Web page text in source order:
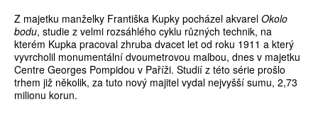
Z majetku manželky Františka Kupky pocházel akvarel Okolo
bodu, studie z velmi rozsáhlého cyklu různých technik, na
kterém Kupka pracoval zhruba dvacet let od roku 1911 a který
vyvrcholil monumentální dvoumetrovou malbou, dnes v majetku
Centre Georges Pompidou v Paříži. Studií z této série prošlo
trhem již několik, za tuto nový majitel vydal nejvyšší sumu, 2,73
milionu korun.